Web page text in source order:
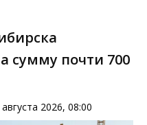
сумму почти 700
2026, 08:00